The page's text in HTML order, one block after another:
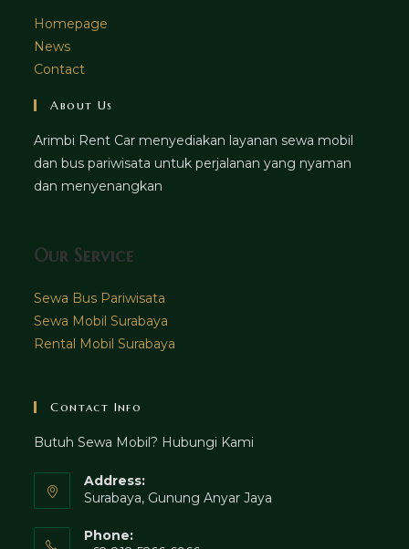
Homepage
News
Contact
About Us
Arimbi Rent Car menyediakan layanan sewa mobil
dan bus pariwisata untuk perjalanan yang nyaman
dan menyenangkan
Our Service
Sewa Bus Pariwisata
Sewa Mobil Surabaya
Rental Mobil Surabaya
Contact Info
Butuh Sewa Mobil? Hubungi Kami
Address:
Surabaya, Gunung Anyar Jaya
Phone: